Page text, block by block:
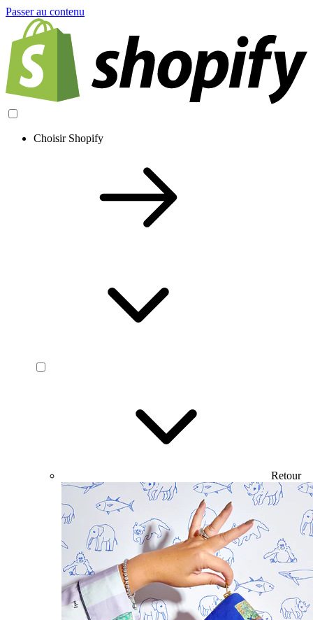
Passer au contenu
Choisir Shopify
Retour